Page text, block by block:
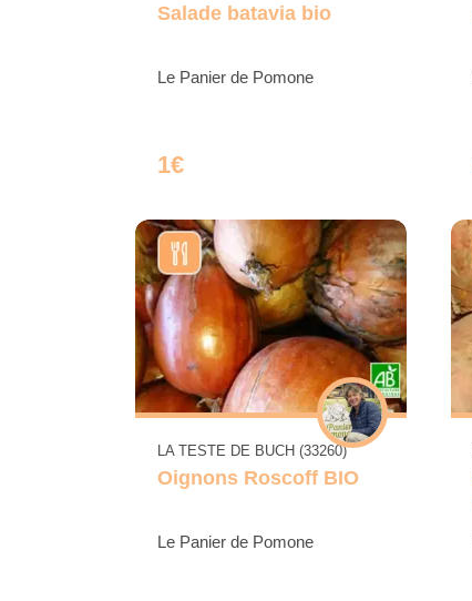
Salade batavia bio
Le Panier de Pomone
1€
LA TESTE DE BUCH (33260)
Oignons Roscoff BIO
Le Panier de Pomone